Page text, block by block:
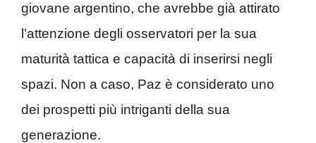
giovane argentino, che avrebbe già attirato
l’attenzione degli osservatori per la sua
maturità tattica e capacità di inserirsi negli
spazi. Non a caso, Paz è considerato uno
dei prospetti più intriganti della sua
generazione.